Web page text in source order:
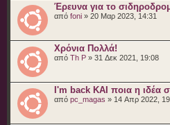
Έρευνα για το
από foni » 20 Μαρ 2023, 14:31
Χρόνια Πολλά!
από Th P » 31 Δεκ 2021, 19:08
I'm back ΚΑΙ ποια η ιδέα
από pc_magas » 14 Απρ 2022,